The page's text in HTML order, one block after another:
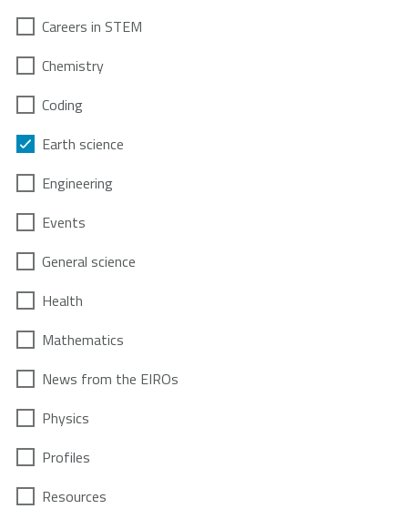
Careers in STEM
Chemistry
Coding
Earth science
Engineering
Events
General science
Health
Mathematics
News from the EIROs
Physics
Profiles
Resources